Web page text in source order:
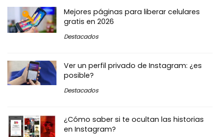
Mejores páginas para liberar celulares
gratis en 2026
Destacados
Ver un perfil privado de Instagram: ¿es
posible?
Destacados
¿Cómo saber si te ocultan las historias
en Instagram?